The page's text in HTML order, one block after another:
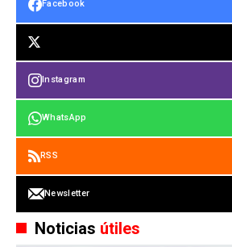
Facebook
Instagram
WhatsApp
RSS
Newsletter
Noticias útiles